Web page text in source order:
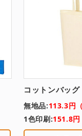
コットンバッグ
無地品:113.3円
1色印刷:151.8円